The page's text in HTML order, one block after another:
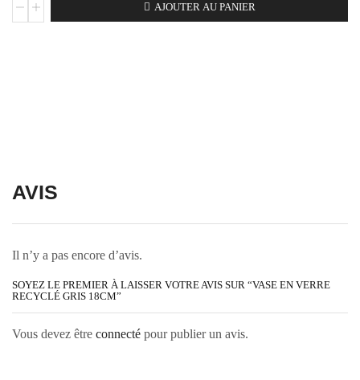
AJOUTER AU PANIER
AVIS
Il n’y a pas encore d’avis.
SOYEZ LE PREMIER À LAISSER VOTRE AVIS SUR “VASE EN VERRE
RECYCLÉ GRIS 18CM”
Vous devez être connecté pour publier un avis.